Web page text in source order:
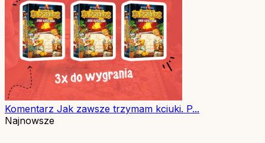
Komentarz Jak zawsze trzymam kciuki. P...
Najnowsze